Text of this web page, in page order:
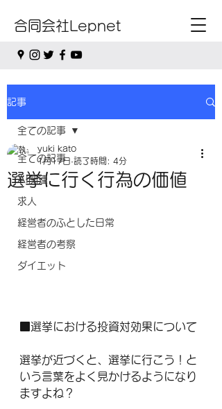
合同会社Lepnet
記事
全ての記事
AI関連
求人
経営者のふとした日常
経営者の考察
ダイエット
全ての記事
選挙に行く行為の価値
yuki kato
1月17日 読了時間: 4分
■選挙における投資対効果について
選挙が近づくと、選挙に行こう！と
いう言葉をよく見かけるようになり
ますよね？